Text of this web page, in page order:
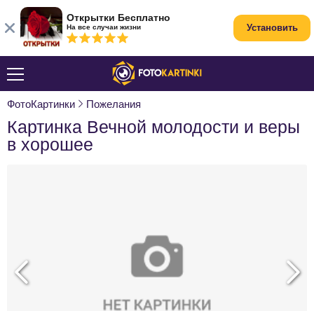
ФотоКартинки Пожелания
Картинка Вечной молодости и веры
в хорошее
Открытки Бесплатно
На все случаи жизни Установить